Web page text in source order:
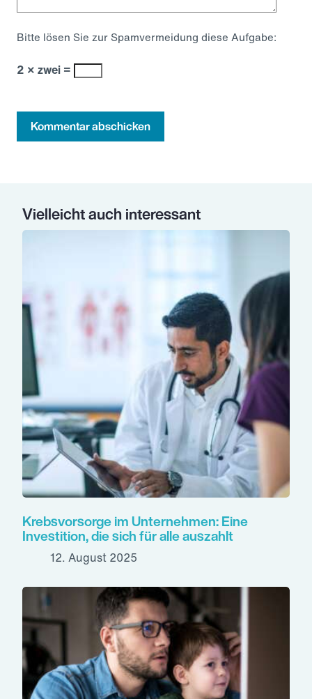
Bitte lösen Sie zur Spamvermeidung diese Aufgabe:
2 × zwei =
Kommentar abschicken
Vielleicht auch interessant
Krebsvorsorge im Unternehmen: Eine
Investition, die sich für alle auszahlt
12. August 2025